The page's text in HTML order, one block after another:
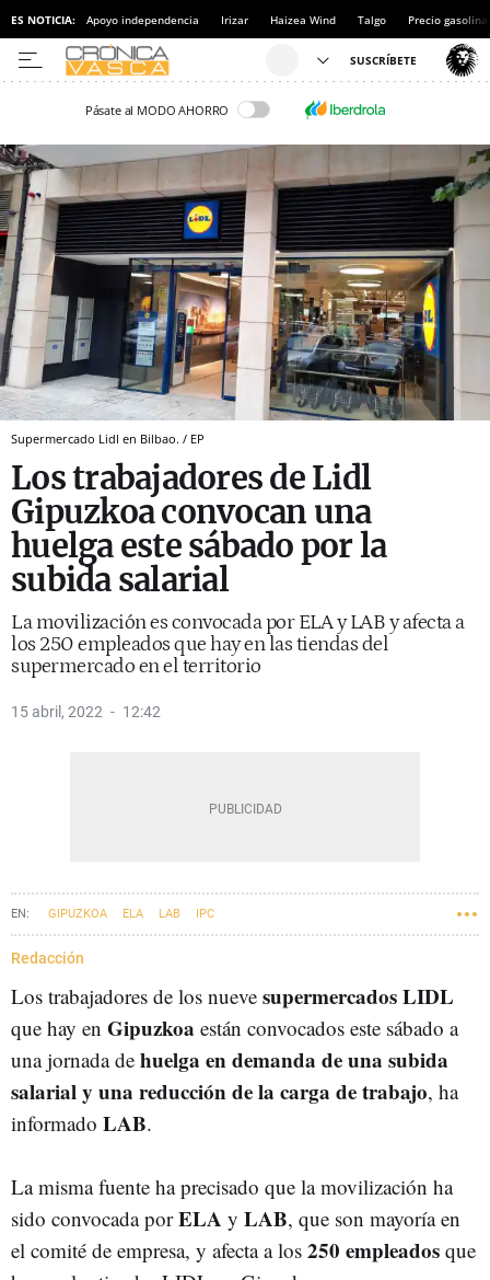
ES NOTICIA: Apoyo independencia Irizar Haizea Wind Talgo Precio gasolina
Pásate al MODO AHORRO
Supermercado Lidl en Bilbao. / EP
Los trabajadores de Lidl
Gipuzkoa convocan una
huelga este sábado por la
subida salarial
La movilización es convocada por ELA y LAB y afecta a
los 250 empleados que hay en las tiendas del
supermercado en el territorio
15 abril, 2022 12:42
GIPUZKOA ELA LAB IPC
Redacción
Los trabajadores de los nueve supermercados LIDL
que hay en Gipuzkoa están convocados este sábado a
una jornada de huelga en demanda de una subida
salarial y una reducción de la carga de trabajo, ha
informado LAB.
La misma fuente ha precisado que la movilización ha
sido convocada porELA y LAB, que son mayoría en
el comité de empresa, y afecta a los 250 empleados que